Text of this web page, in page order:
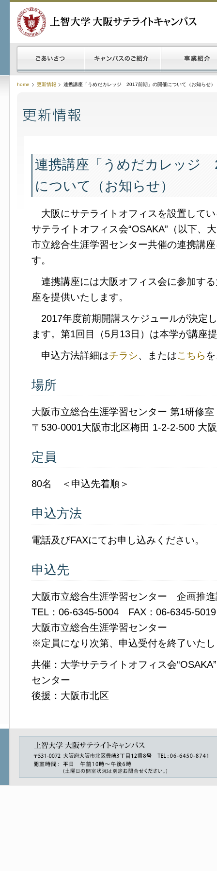
home 更新情報 連携講座「うめだカレッジ 2017前期」の開催について（お知らせ）
連携講座「うめだカレッジ
について（お知らせ）
大阪にサテライトオフィスを設置して
サテライトオフィス会“OSAKA”（以下、
市立総合生涯学習センター共催の連携講
す。
連携講座には大阪オフィス会に参加す
座を提供いたします。
2017年度前期開講スケジュールが決定
ます。第1回目（5月13日）は本学が講座
申込方法詳細はチラシ、またはこちら
場所
大阪市立総合生涯学習センター 第1研修室
〒530-0001大阪市北区梅田 1-2-2-500 大
定員
80名 ＜申込先着順＞
申込方法
電話及びFAXにてお申し込みください。
申込先
大阪市立総合生涯学習センター 企画推
TEL：06-6345-5004 FAX：06-6345-5019
大阪市立総合生涯学習センター
※定員になり次第、申込受付を終了いた
共催：大学サテライトオフィス会
センター
後援：大阪市北区